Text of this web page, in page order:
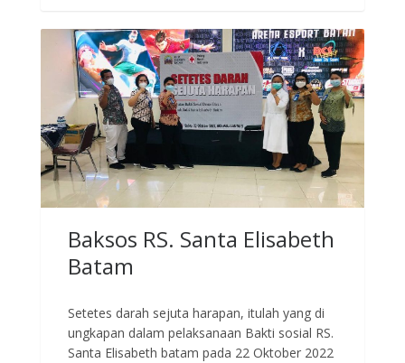
Baksos RS. Santa Elisabeth
Batam
Setetes darah sejuta harapan, itulah yang di
ungkapan dalam pelaksanaan Bakti sosial RS.
Santa Elisabeth batam pada 22 Oktober 2022